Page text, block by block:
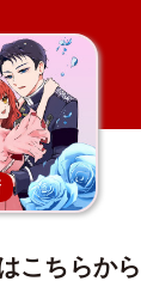
こちらから